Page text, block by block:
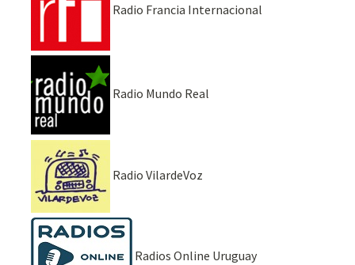
Radio Francia Internacional
Radio Mundo Real
Radio VilardeVoz
Radios Online Uruguay